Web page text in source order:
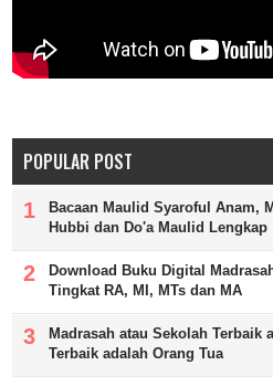
POPULAR POST
Bacaan Maulid Syaroful Anam,
Hubbi dan Do'a Maulid Lengkap
Download Buku Digital
Tingkat RA, MI, MTs dan MA
Madrasah atau Sekolah Terbaik
Terbaik adalah Orang Tua